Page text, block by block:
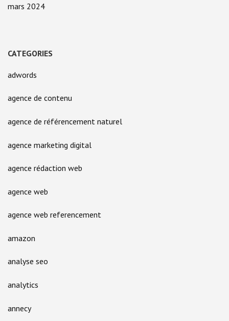
mars 2024
CATEGORIES
adwords
agence de contenu
agence de référencement naturel
agence marketing digital
agence rédaction web
agence web
agence web referencement
amazon
analyse seo
analytics
annecy